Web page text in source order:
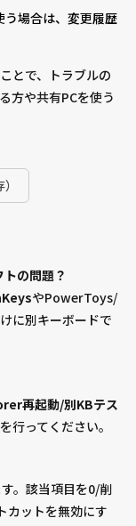
場合は、変更履歴
とで、トラブルの
方や共有PCを使う
の問題？
やPowerToys/
に別キーボードで
再起動/別KBテス
行ってください。
。該当項目を0/削
カットを無効にす